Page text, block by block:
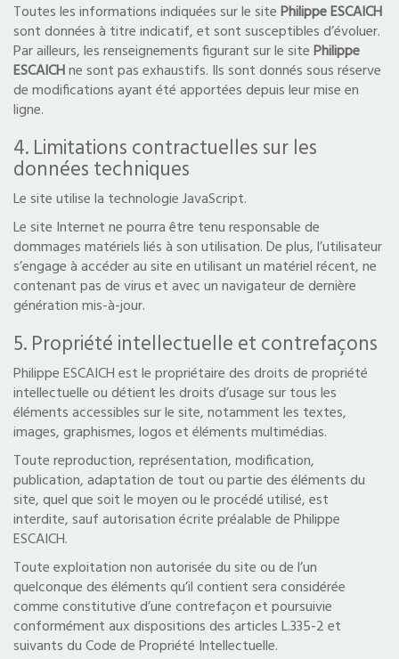
Toutes les informations indiquées sur le sitePhilippe ESCAICH
sont données à titre indicatif, et sont susceptibles d’évoluer.
Par ailleurs, les renseignements figurant sur le sitePhilippe
ESCAICHne sont pas exhaustifs. Ils sont donnés sous réserve
de modifications ayant été apportées depuis leur mise en
ligne.
4. Limitations contractuelles sur les
données techniques
Le site utilise la technologie JavaScript.
Le site Internet ne pourra être tenu responsable de
dommages matériels liés à son utilisation. De plus, l’utilisateur
s’engage à accéder au site en utilisant un matériel récent, ne
contenant pas de virus et avec un navigateur de dernière
génération mis-à-jour.
5. Propriété intellectuelle et contrefaçons
Philippe ESCAICH est le propriétaire des droits de propriété
intellectuelle ou détient les droits d’usage sur tous les
éléments accessibles sur le site, notamment les textes,
images, graphismes, logos et éléments multimédias.
Toute reproduction, représentation, modification,
publication, adaptation de tout ou partie des éléments du
site, quel que soit le moyen ou le procédé utilisé, est
interdite, sauf autorisation écrite préalable de Philippe
ESCAICH.
Toute exploitation non autorisée du site ou de l’un
quelconque des éléments qu’il contient sera considérée
comme constitutive d’une contrefaçon et poursuivie
conformément aux dispositions des articles L.335-2 et
suivants du Code de Propriété Intellectuelle.